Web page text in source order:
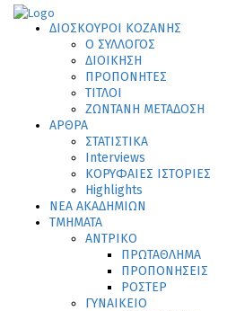
ΔΙΟΣΚΟΥΡΟΙ ΚΟΖΑΝΗΣ
Ο ΣΥΛΛΟΓΟΣ
ΔΙΟΙΚΗΣΗ
ΠΡΟΠΟΝΗΤΕΣ
ΤΙΤΛΟΙ
ΖΩΝΤΑΝΗ ΜΕΤΑΔΟΣΗ
ΑΡΘΡΑ
ΣΤΑΤΙΣΤΙΚΑ
Interviews
ΚΟΡΥΦΑΙΕΣ ΙΣΤΟΡΙΕΣ
Highlights
ΝΕΑ ΑΚΑΔΗΜΙΩΝ
ΤΜΗΜΑΤΑ
ΑΝΤΡΙΚΟ
ΠΡΩΤΑΘΛΗΜΑ
ΠΡΟΠΟΝΗΣΕΙΣ
ΡΟΣΤΕΡ
ΓΥΝΑΙΚΕΙΟ